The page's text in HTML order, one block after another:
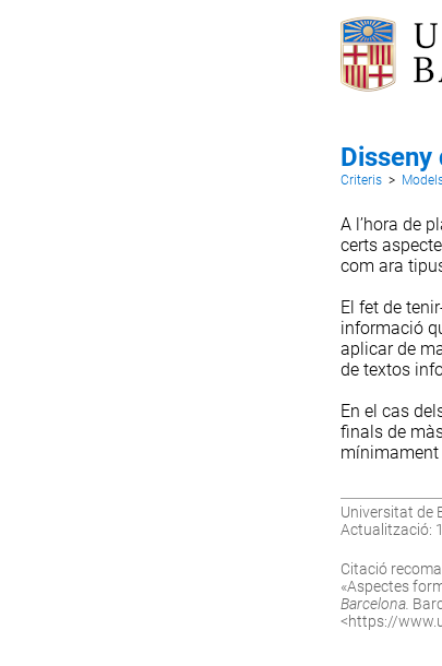
Disseny
Criteris >
A l’hora de
certs
com ara
El fet de
informació
aplicar de
de textos
En el cas
finals de
mínimament
Universitat de
Actualització:
Citació
«Aspectes
Barcelona.
<https://